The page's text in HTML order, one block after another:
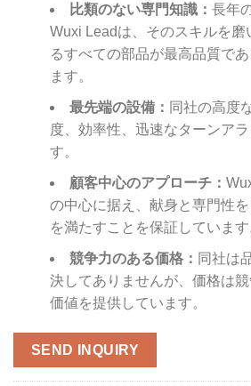
比類のない専門知識： 長年
Wuxi Leadは、そのスキルを磨
るすべての部品が最高品質で
ます。
最先端の設備： 同社の高度
度、効率性、迅速なターンア
す。
顧客中心のアプローチ：
の中心に据え、献身と専門性
を満たすことを保証しています
競争力のある価格： 同社は
決してありませんが、価格は
価値を提供しています。
SEND INQUIRY